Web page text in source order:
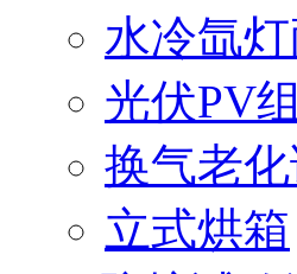
水冷氙
光伏PV
换气老
立式烘箱